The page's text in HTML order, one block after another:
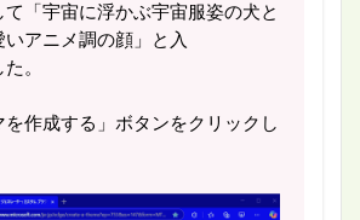
て「宇宙に浮かぶ宇宙服姿の犬と
いアニメ調の顔」と入
。
を作成する」ボタンをクリックし